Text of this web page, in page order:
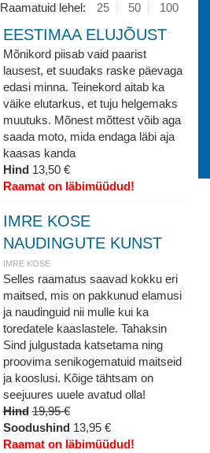
Raamatuid lehel: 25 50 100
EESTIMAA ELUJÕUST
Mõnikord piisab vaid paarist
lausest, et suudaks raske päevaga
edasi minna. Teinekord aitab ka
väike elutarkus, et tuju helgemaks
muutuks. Mõnest mõttest võib aga
saada moto, mida endaga läbi aja
kaasas kanda
Hind 13,50 €
Raamat on läbimüüdud!
IMRE KOSE
NAUDINGUTE KUNST
IMRE KOSE
Selles raamatus saavad kokku eri
maitsed, mis on pakkunud elamusi
ja naudinguid nii mulle kui ka
toredatele kaaslastele. Tahaksin
Sind julgustada katsetama ning
proovima senikogematuid maitseid
ja kooslusi. Kõige tähtsam on
seejuures uuele avatud olla!
Hind 19,95 €
Soodushind 13,95 €
Raamat on läbimüüdud!